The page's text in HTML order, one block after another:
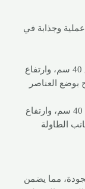
وجذابة في
عرض 120 سم، عمق 40 سم، وارتفاع
بوضع العناصر
عرض 95 سم، عمق 40 سم، وارتفاع
الطاولة
مما يضمن